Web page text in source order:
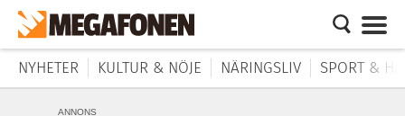
NYHETER KULTUR & NÖJE NÄRINGSLIV SPORT &
ANNONS